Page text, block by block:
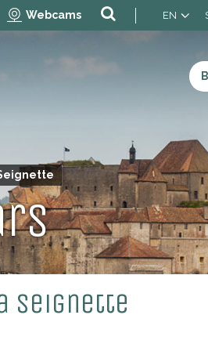
Webcams EN
Seignette